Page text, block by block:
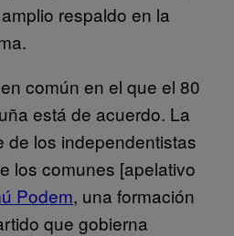
respaldo en la
común en el que el 80
está de acuerdo. La
de los independentistas
los comunes [apelativo
Podem, una formación
que gobierna